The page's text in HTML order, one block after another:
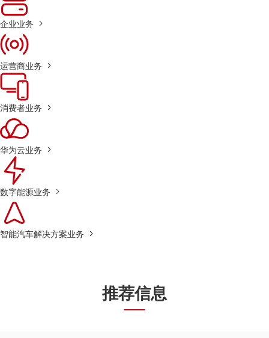
企业业务
运营商业务
消费者业务
华为云业务
数字能源业务
智能汽车解决方案业务
推荐信息